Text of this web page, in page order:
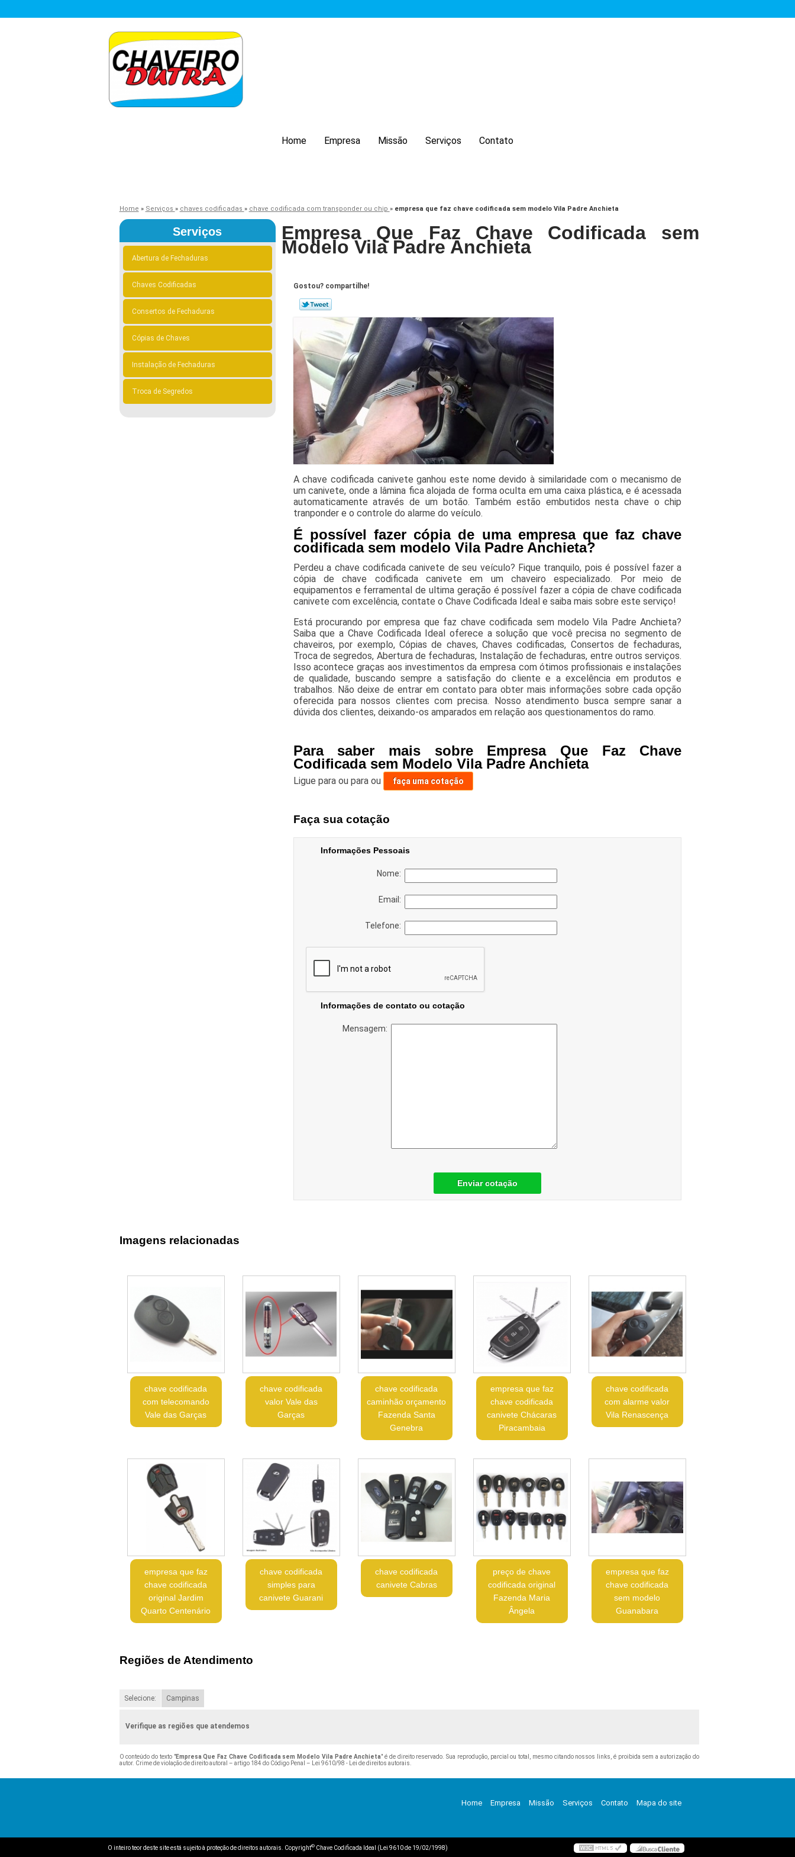
Home Empresa Missão Serviços Contato
Home » Serviços » chaves codificadas » chave codificada com transponder ou chip » empresa que faz chave codificada sem modelo Vila Padre Anchieta
Serviços
Abertura de Fechaduras
Chaves Codificadas
Consertos de Fechaduras
Cópias de Chaves
Instalação de Fechaduras
Troca de Segredos
Empresa Que Faz Chave Codificada sem
Modelo Vila Padre Anchieta
Gostou? compartilhe!
A chave codificada canivete ganhou este nome devido à similaridade com o mecanismo de
um canivete, onde a lâmina fica alojada de forma oculta em uma caixa plástica, e é acessada
automaticamente através de um botão. Também estão embutidos nesta chave o chip
tranponder e o controle do alarme do veículo.
É possível fazer cópia de uma empresa que faz chave
codificada sem modelo Vila Padre Anchieta?
Perdeu a chave codificada canivete de seu veículo? Fique tranquilo, pois é possível fazer a
cópia de chave codificada canivete em um chaveiro especializado. Por meio de
equipamentos e ferramental de ultima geração é possível fazer a cópia de chave codificada
canivete com excelência, contate o Chave Codificada Ideal e saiba mais sobre este serviço!
Está procurando por empresa que faz chave codificada sem modelo Vila Padre Anchieta?
Saiba que a Chave Codificada Ideal oferece a solução que você precisa no segmento de
chaveiros, por exemplo, Cópias de chaves, Chaves codificadas, Consertos de fechaduras,
Troca de segredos, Abertura de fechaduras, Instalação de fechaduras, entre outros serviços.
Isso acontece graças aos investimentos da empresa com ótimos profissionais e instalações
de qualidade, buscando sempre a satisfação do cliente e a excelência em produtos e
trabalhos. Não deixe de entrar em contato para obter mais informações sobre cada opção
oferecida para nossos clientes com precisa. Nosso atendimento busca sempre sanar a
dúvida dos clientes, deixando-os amparados em relação aos questionamentos do ramo.
Para saber mais sobre Empresa Que Faz Chave
Codificada sem Modelo Vila Padre Anchieta
Ligue para ou para ou faça uma cotação
Faça sua cotação
Informações Pessoais
Nome:
Email:
Telefone:
Informações de contato ou cotação
Mensagem:
Enviar cotação
Imagens relacionadas
chave codificada
com telecomando
Vale das Garças
chave codificada
valor Vale das
Garças
chave codificada
caminhão orçamento
Fazenda Santa
Genebra
empresa que faz
chave codificada
canivete Chácaras
Piracambaia
chave codificada
com alarme valor
Vila Renascença
empresa que faz
chave codificada
original Jardim
Quarto Centenário
chave codificada
simples para
canivete Guarani
chave codificada
canivete Cabras
preço de chave
codificada original
Fazenda Maria
Ângela
empresa que faz
chave codificada
sem modelo
Guanabara
Regiões de Atendimento
Selecione: Campinas
Verifique as regiões que atendemos
O conteúdo do texto "Empresa Que Faz Chave Codificada sem Modelo Vila Padre Anchieta" é de direito reservado. Sua reprodução, parcial ou total, mesmo citando nossos links, é proibida sem a autorização do
autor. Crime de violação de direito autoral – artigo 184 do Código Penal –
Lei 9610/98 - Lei de direitos autorais
Home Empresa Missão Serviços Contato Mapa do site
O inteiro teor deste site está sujeito à proteção de direitos autorais. Copyright© Chave Codificada Ideal (Lei 9610 de 19/02/1998)